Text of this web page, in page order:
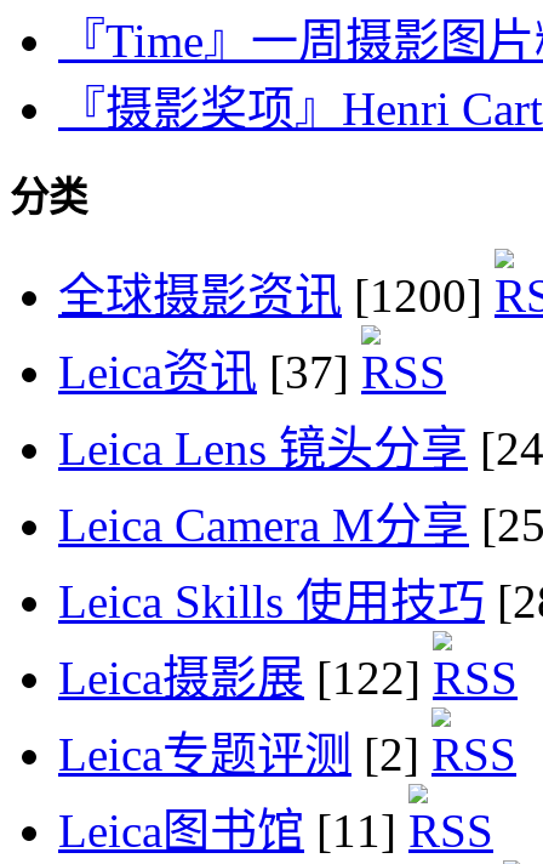
『Time』一周摄影图
『摄影奖项』Henri
分类
全球摄影资讯 [1200]
Leica资讯 [37]
Leica Lens 镜头分享
Leica Camera M分享
Leica Skills 使用技巧
Leica摄影展 [122]
Leica专题评测 [2]
Leica图书馆 [11]